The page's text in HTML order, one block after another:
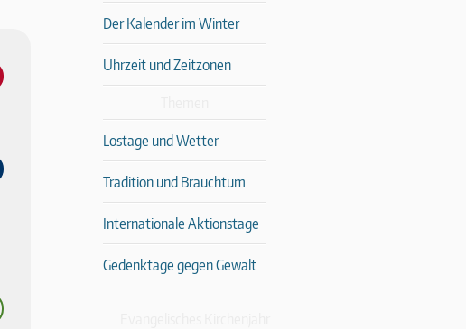
Der Kalender im Winter
Uhrzeit und Zeitzonen
Lostage und Wetter
Tradition und Brauchtum
Internationale Aktionstage
Gedenktage gegen Gewalt